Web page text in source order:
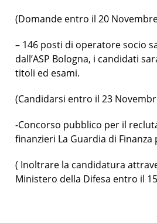
(Domande entro il 20
– 146 posti di operatore socio
dall’ASP Bologna, i candidati
titoli ed esami.
(Candidarsi entro il 23
-Concorso pubblico per il
finanzieri La Guardia di Finanza
( Inoltrare la candidatura
Ministero della Difesa entro il